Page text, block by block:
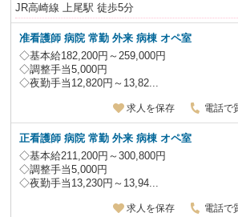
JR高崎線 上尾駅 徒歩5分
准看護師 病院 常勤 外来 病棟 オペ室
◇基本給182,200円～259,000円
◇調整手当5,000円
◇夜勤手当12,820円～13,82...
求人を保存 電話で
正看護師 病院 常勤 外来 病棟 オペ室
◇基本給211,200円～300,800円
◇調整手当5,000円
◇夜勤手当13,230円～13,94...
求人を保存 電話で